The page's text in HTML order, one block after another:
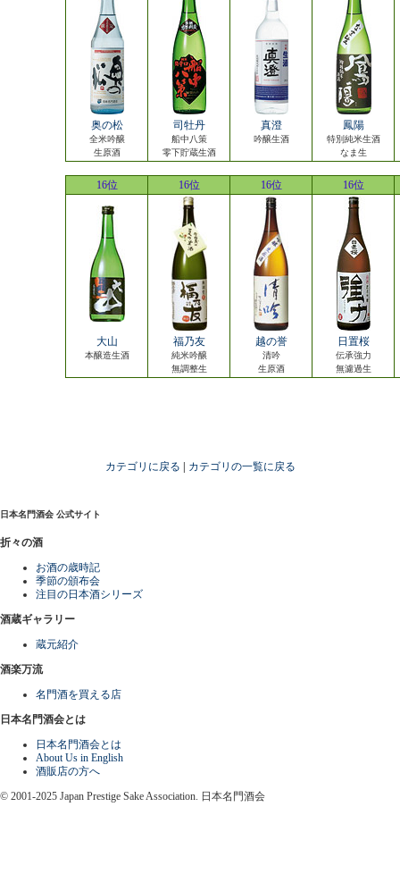
奥の松
全米吟醸
生原酒
司牡丹
船中八策
零下貯蔵生酒
真澄
吟醸生酒
鳳陽
特別純米生酒
なま生
16位 16位 16位 16位
大山
本醸造生酒
福乃友
純米吟醸
無調整生
越の誉
清吟
生原酒
日置桜
伝承強力
無濾過生
カテゴリに戻る カテゴリの一覧に戻る
日本名門酒会 公式サイト
折々の酒
お酒の歳時記
季節の頒布会
注目の日本酒シリーズ
酒蔵ギャラリー
蔵元紹介
酒楽万流
名門酒を買える店
日本名門酒会とは
日本名門酒会とは
About Us in English
酒販店の方へ
© 2001-2025 Japan Prestige Sake Association. 日本名門酒会